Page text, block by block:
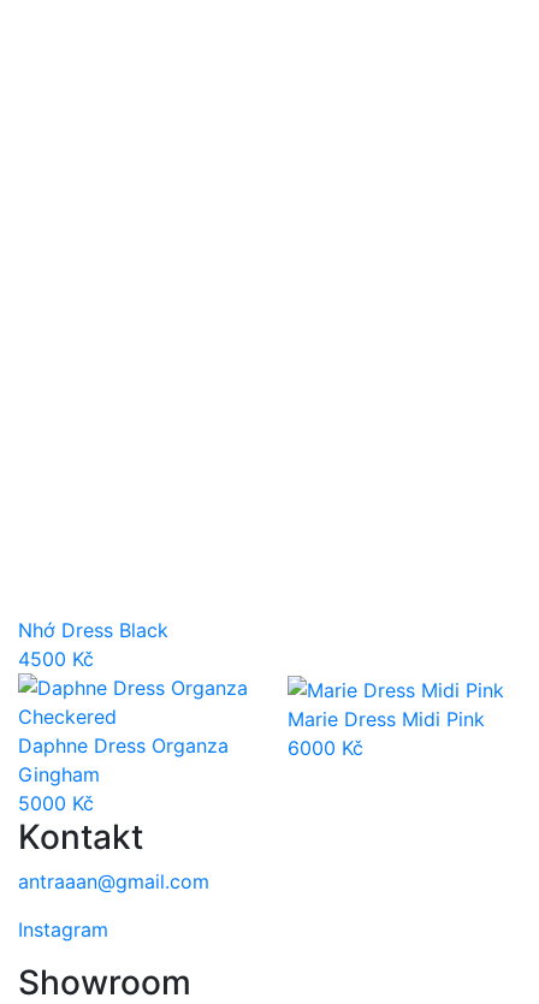
Nhớ Dress Black
4500 Kč
Daphne Dress Organza
Gingham
5000 Kč
Marie Dress Midi Pink
6000 Kč
Kontakt
antraaan@gmail.com
Instagram
Showroom